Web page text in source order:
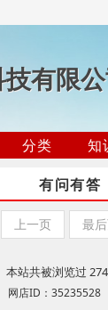
有限
分类 知
有问有答
上一页 最
本站共被浏览过
店ID：35235528